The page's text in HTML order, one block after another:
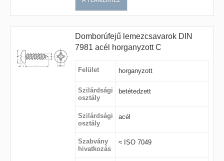
Domborúfejű lemezcsavarok DIN
7981 acél horganyzott C
Felület horganyzott
Szilárdsági
osztály
betétedzett
Szilárdsági
osztály
acél
Szabvány
hivatkozás
≈ ISO 7049